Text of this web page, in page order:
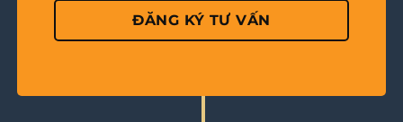
ĐĂNG KÝ TƯ VẤN